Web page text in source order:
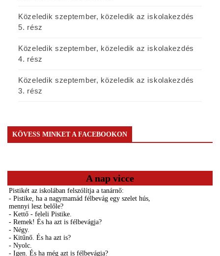
Közeledik szeptember, közeledik az iskolakezdés
5. rész
Közeledik szeptember, közeledik az iskolakezdés
4. rész
Közeledik szeptember, közeledik az iskolakezdés
3. rész
KÖVESS MINKET A FACEBOOKON
A nap vicce